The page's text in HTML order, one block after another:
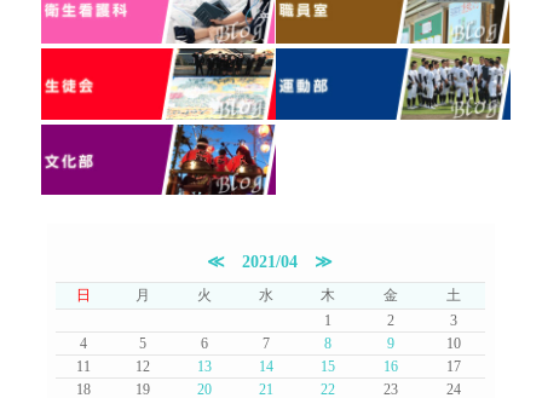
≪ 2021/04 ≫
日 月 火 水 木 金
土
1
2
3
4
5 6 7 8 9
10
11
12 13 14 15 16
17
18
19 20 21 22 23
24